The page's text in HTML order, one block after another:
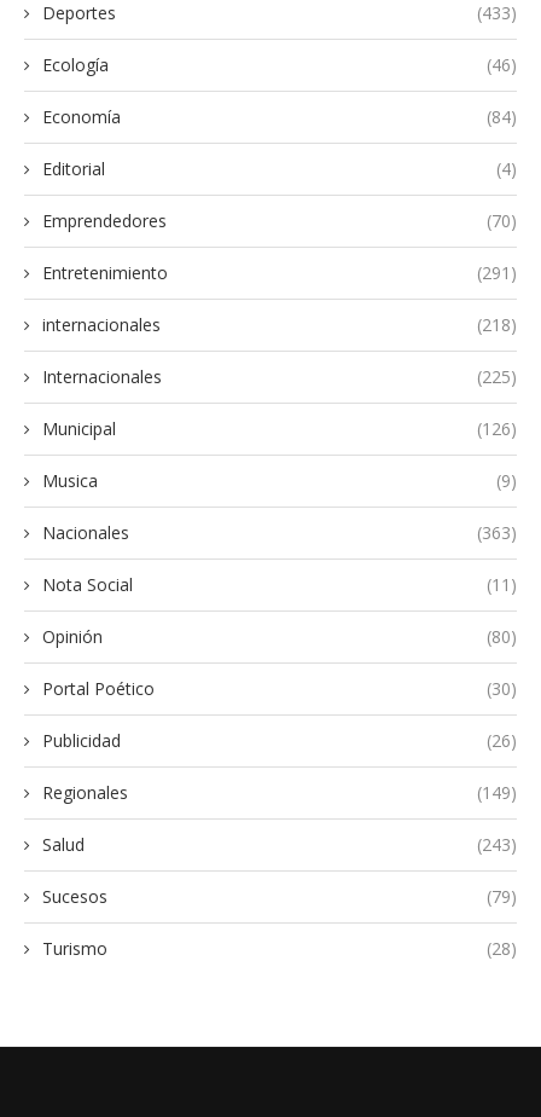
Deportes (433)
Ecología (46)
Economía (84)
Editorial (4)
Emprendedores (70)
Entretenimiento (291)
internacionales (218)
Internacionales (225)
Municipal (126)
Musica (9)
Nacionales (363)
Nota Social (11)
Opinión (80)
Portal Poético (30)
Publicidad (26)
Regionales (149)
Salud (243)
Sucesos (79)
Turismo (28)